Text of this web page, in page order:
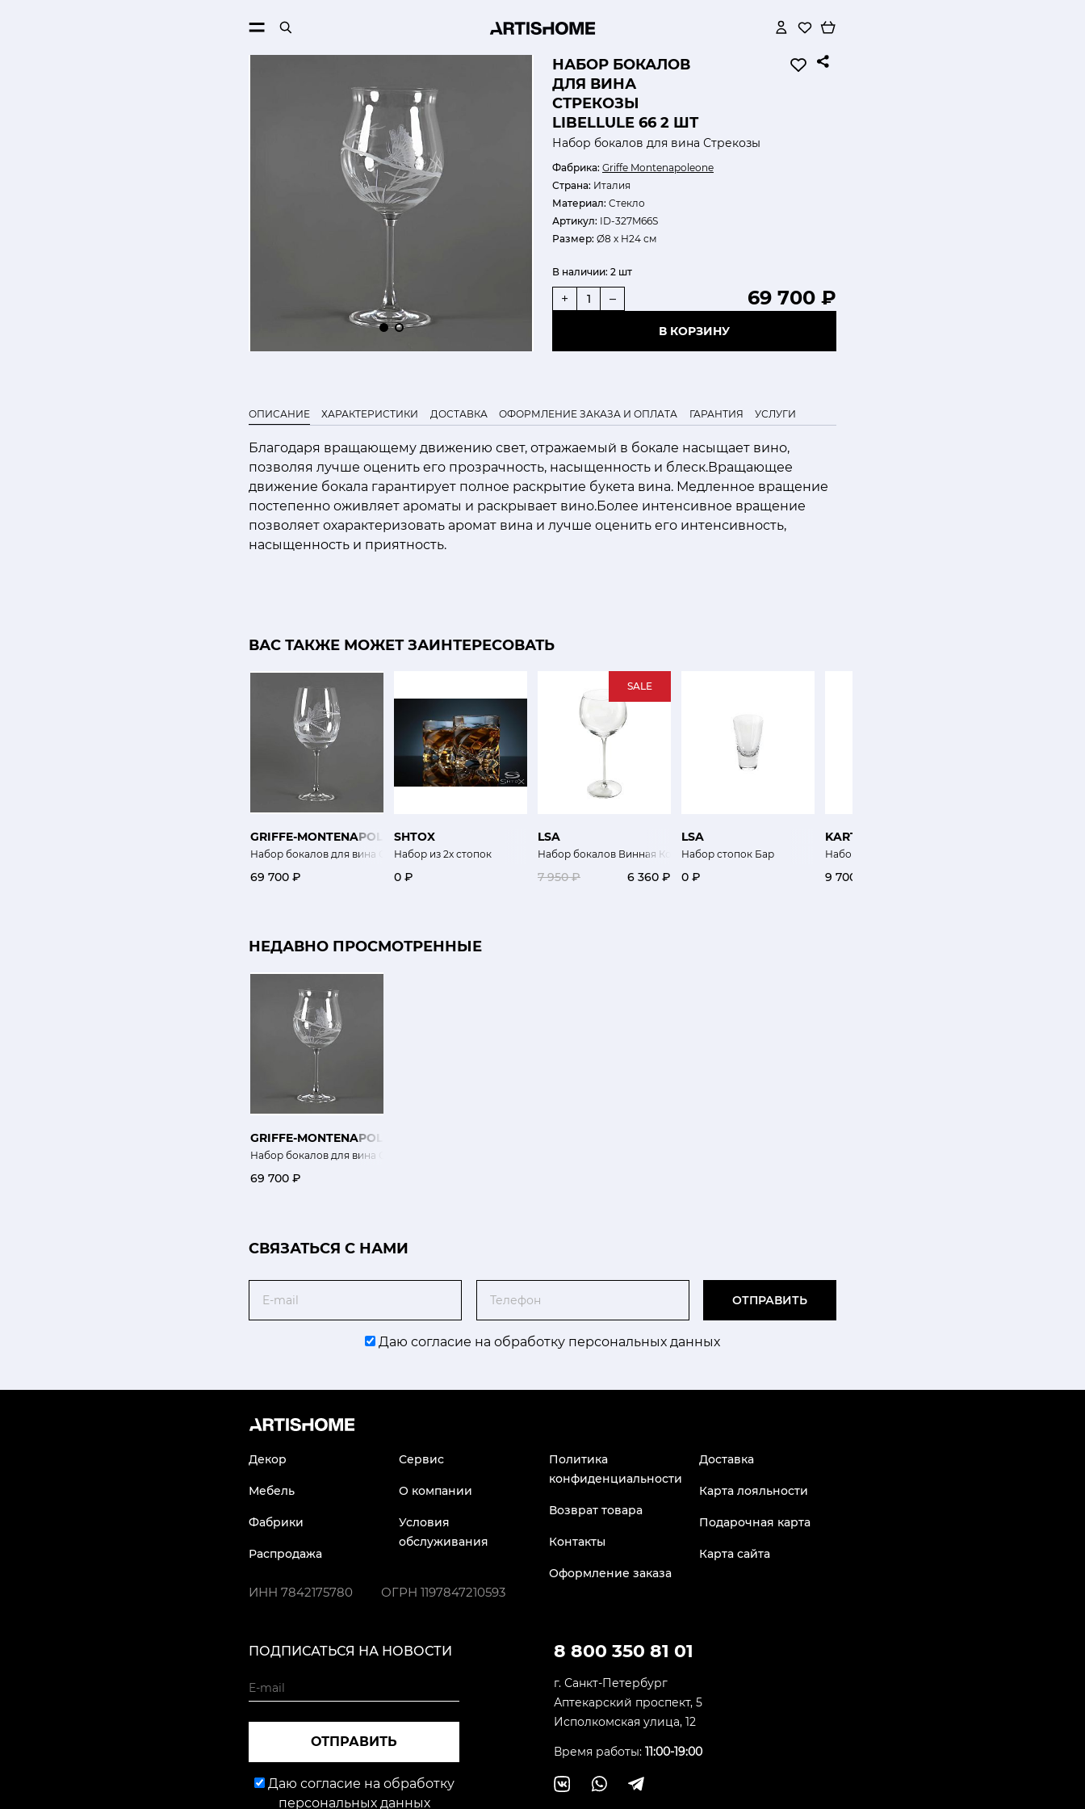
НАБОР БОКАЛОВ
ДЛЯ ВИНА
СТРЕКОЗЫ
LIBELLULE 66 2 ШТ
Набор бокалов для вина Стрекозы
Фабрика: Griffe Montenapoleone
Страна: Италия
Материал: Cтекло
Артикул: ID-327M66S
Размер: Ø8 х Н24 см
В наличии: 2 шт
69 700 ₽
+ –
В КОРЗИНУ
ОПИСАНИЕ ХАРАКТЕРИСТИКИ ДОСТАВКА ОФОРМЛЕНИЕ ЗАКАЗА И ОПЛАТА ГАРАНТИЯ УСЛУГИ
Благодаря вращающему движению свет, отражаемый в бокале насыщает вино,
позволяя лучше оценить его прозрачность, насыщенность и блеск.Вращающее
движение бокала гарантирует полное раскрытие букета вина. Медленное вращение
постепенно оживляет ароматы и раскрывает вино.Более интенсивное вращение
позволяет охарактеризовать аромат вина и лучше оценить его интенсивность,
насыщенность и приятность.
ВАС ТАКЖЕ МОЖЕТ ЗАИНТЕРЕСОВАТЬ
GRIFFE-MONTENAPOLEONE
Набор бокалов для вина Стрекозы
69 700 ₽
SHTOX
Набор из 2х стопок
0 ₽
SALE
LSA
Набор бокалов Винная Коллекция
7 950 ₽ 6 360 ₽
LSA
Набор стопок Бар
0 ₽
KARTELL
Набор бокалов для шампанского 4шт Коллекция
9 700 ₽
НЕДАВНО ПРОСМОТРЕННЫЕ
GRIFFE-MONTENAPOLEONE
Набор бокалов для вина Стрекозы
69 700 ₽
CВЯЗАТЬСЯ С НАМИ
ОТПРАВИТЬ
Даю согласие на обработку персональных данных
Декор
Мебель
Фабрики
Распродажа
Сервис
О компании
Условия
обслуживания
Политика
конфиденциальности
Возврат товара
Контакты
Оформление заказа
Доставка
Карта лояльности
Подарочная карта
Карта сайта
ИНН 7842175780 ОГРН 1197847210593
8 800 350 81 01
г. Санкт-Петербург
Аптекарский проспект, 5
Исполкомская улица, 12
Время работы: 11:00-19:00
ПОДПИСАТЬСЯ НА НОВОСТИ
ОТПРАВИТЬ
Даю согласие на обработку
персональных данных